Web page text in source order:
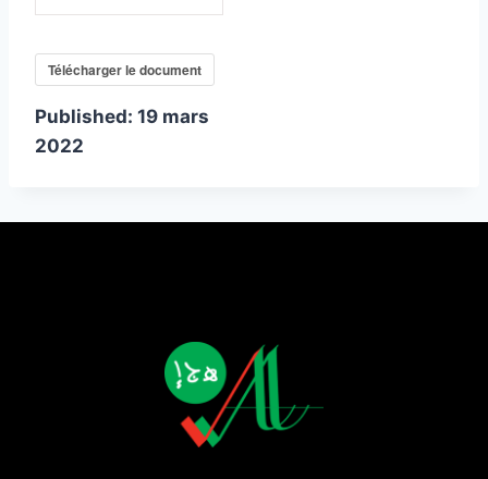
Télécharger le document
Published: 19 mars
2022